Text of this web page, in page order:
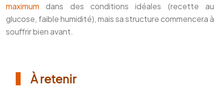
maximum dans des conditions idéales (recette au
glucose, faible humidité), mais sa structure commencera à
souffrir bien avant.
À retenir